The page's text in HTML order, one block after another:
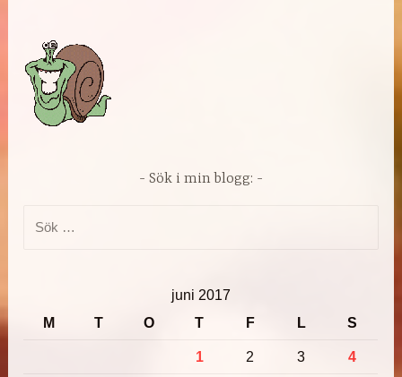
Sök i min blogg:
juni 2017
M
T O T F L S
1 2 3 4